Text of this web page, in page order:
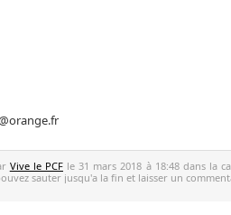
Vive le PCFle 31 mars 2018 à 18:48 dans la
sauter jusqu'a la fin et laisser un